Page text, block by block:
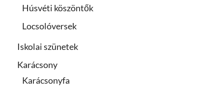
Húsvéti köszöntők
Locsolóversek
Iskolai szünetek
Karácsony
Karácsonyfa